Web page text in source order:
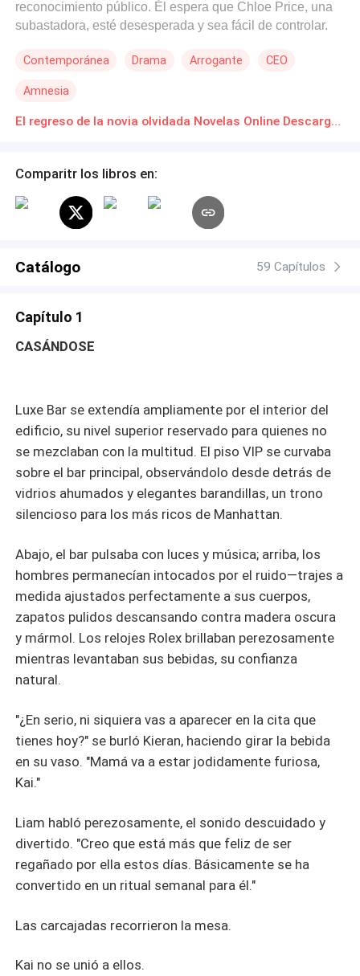
reconocimiento público. Él espera que Chloe Price, una
subastadora, esté desesperada y sea fácil de controlar.
rechazando su ayuda e insistiendo en manejar su propia
cada regla que creó, consumido por los celos y una
creciente obsesión que se niega a nombrar. Pero cuando
estrella su coche. Sobrevive, pero pierde toda memoria
con Chloe. Dos años después, Chloe regresa a
Manhattan como “Miranda”, una subastadora de
siente inexplicablemente atraído hacia ella, sin saber que
crece, la verdad sobre su identidad desata una tormenta
de pasión, rabia y una desesperada segunda
Contemporánea Drama Arrogante CEO
Amnesia
El regreso de la novia olvidada Novelas Online Descarga gratuita de PDF
Comparitr los libros en:
Catálogo 59 Capítulos
Capítulo 1
CASÁNDOSE
Luxe Bar se extendía ampliamente por el interior del
edificio, su nivel superior reservado para quienes no
se mezclaban con la multitud. El piso VIP se curvaba
sobre el bar principal, observándolo desde detrás de
vidrios ahumados y elegantes barandillas, un trono
silencioso para los más ricos de Manhattan.
Abajo, el bar pulsaba con luces y música; arriba, los
hombres permanecían intocados por el ruido—trajes a
medida ajustados perfectamente a sus cuerpos,
zapatos pulidos descansando contra madera oscura
y mármol. Los relojes Rolex brillaban perezosamente
mientras levantaban sus bebidas, su confianza
natural.
"¿En serio, ni siquiera vas a aparecer en la cita que
tienes hoy?" se burló Kieran, haciendo girar la bebida
en su vaso. "Mamá va a estar jodidamente furiosa,
Kai."
Liam habló perezosamente, el sonido descuidado y
divertido. "Creo que está más que feliz de ser
regañado por ella estos días. Básicamente se ha
convertido en un ritual semanal para él."
Las carcajadas recorrieron la mesa.
Kai no se unió a ellos.